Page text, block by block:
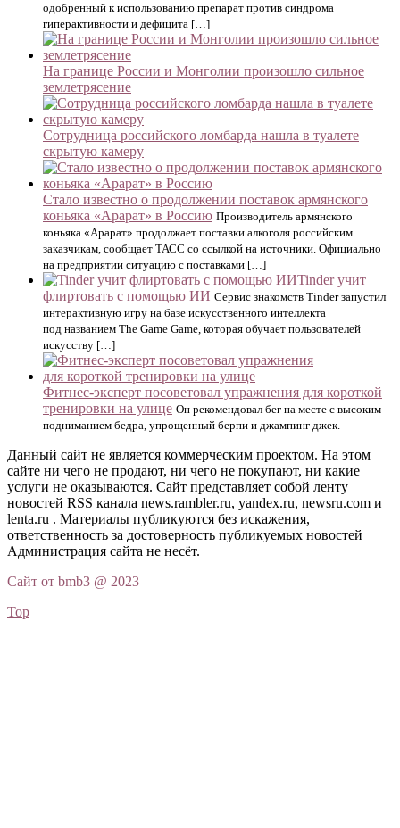
одобренный к использованию препарат против синдрома
гиперактивности и дефицита […]
На границе России и Монголии произошло сильное
землетрясение
Сотрудница российского ломбарда нашла в туалете
скрытую камеру
Стало известно о продолжении поставок армянского
коньяка «Арарат» в Россию Производитель армянского
коньяка «Арарат» продолжает поставки алкоголя российским
заказчикам, сообщает ТАСС со ссылкой на источники. Официально
на предприятии ситуацию с поставками […]
Tinder учит
флиртовать с помощью ИИ Сервис знакомств Tinder запустил
интерактивную игру на базе искусственного интеллекта
под названием The Game Game, которая обучает пользователей
искусству […]
Фитнес-эксперт посоветовал упражнения для короткой
тренировки на улице Он рекомендовал бег на месте с высоким
подниманием бедра, упрощенный берпи и джампинг джек.
Данный сайт не является коммерческим проектом. На этом
сайте ни чего не продают, ни чего не покупают, ни какие
услуги не оказываются. Сайт представляет собой ленту
новостей RSS канала news.rambler.ru, yandex.ru, newsru.com и
lenta.ru . Материалы публикуются без искажения,
ответственность за достоверность публикуемых новостей
Администрация сайта не несёт.
Сайт от bmb3 @ 2023
Top